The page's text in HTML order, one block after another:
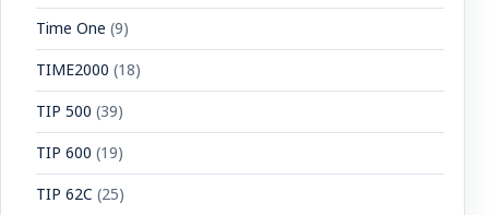
Time One (9)
TIME2000 (18)
TIP 500 (39)
TIP 600 (19)
TIP 62C (25)